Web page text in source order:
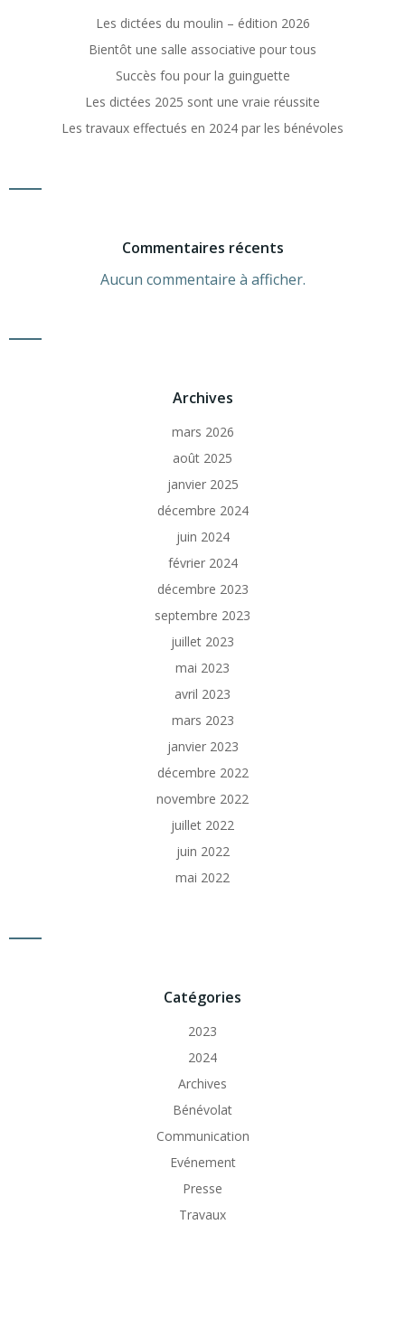
Les dictées du moulin – édition 2026
Bientôt une salle associative pour tous
Succès fou pour la guinguette
Les dictées 2025 sont une vraie réussite
Les travaux effectués en 2024 par les bénévoles
Commentaires récents
Aucun commentaire à afficher.
Archives
mars 2026
août 2025
janvier 2025
décembre 2024
juin 2024
février 2024
décembre 2023
septembre 2023
juillet 2023
mai 2023
avril 2023
mars 2023
janvier 2023
décembre 2022
novembre 2022
juillet 2022
juin 2022
mai 2022
Catégories
2023
2024
Archives
Bénévolat
Communication
Evénement
Presse
Travaux